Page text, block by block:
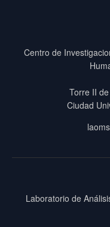
Centro de
Torre II
Ciudad
Laboratorio de